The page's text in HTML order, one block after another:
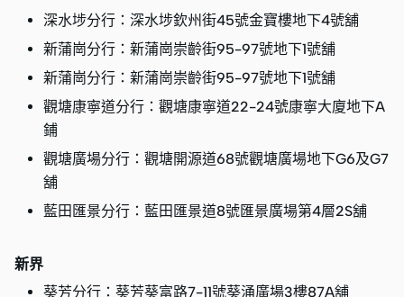
深水埗分行：深水埗欽州街45號金寶樓地下4號舖
新蒲崗分行：新蒲崗崇齡街95-97號地下1號舖
新蒲崗分行：新蒲崗崇齡街95-97號地下1號舖
觀塘康寧道分行：觀塘康寧道22-24號康寧大廈地下A
鋪
觀塘廣場分行：觀塘開源道68號觀塘廣場地下G6及G7
舖
藍田匯景分行：藍田匯景道8號匯景廣場第4層2S舖
新界
葵芳分行：葵芳葵富路7-11號葵涌廣場3樓87A舖